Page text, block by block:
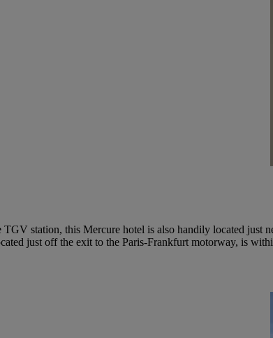
station, this Mercure hotel is also handily located
just off the exit to the Paris-Frankfurt motorway, is